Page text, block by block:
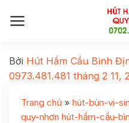
Bởi Hút Hầm Cầu Bình
0973.481.481 tháng 2 11,
Trang chủ » hút-bùn-vi-
quy-nhơn hút-hầm-cầu-